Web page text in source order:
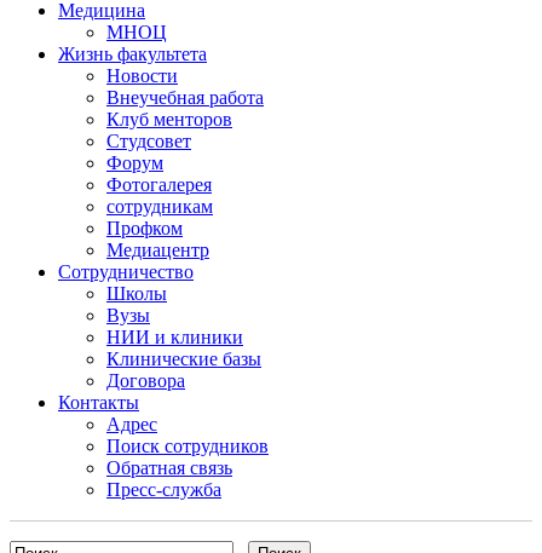
Медицина
МНОЦ
Жизнь факультета
Новости
Внеучебная работа
Клуб менторов
Студсовет
Форум
Фотогалерея
сотрудникам
Профком
Медиацентр
Сотрудничество
Школы
Вузы
НИИ и клиники
Клинические базы
Договора
Контакты
Адрес
Поиск сотрудников
Обратная связь
Пресс-служба